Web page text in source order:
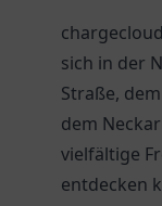
sich in der
Straße,
dem
vielfältige
entdecken